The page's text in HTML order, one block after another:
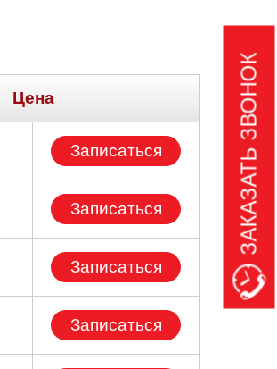
Цена
Записаться
Записаться
Записаться
Записаться
ЗАКАЗАТЬ ЗВОНОК